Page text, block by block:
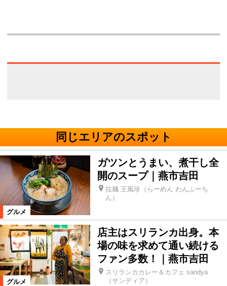
同じエリアのスポット
グルメ
ガツンとうまい、煮干し全
開のスープ｜燕市吉田
拉麺 王風珍（らーめん わんふーち
ん）
グルメ
店主はスリランカ出身。本
場の味を求めて通い続ける
ファン多数！｜燕市吉田
スリランカカレー＆カフェ sandya
（サンディア）